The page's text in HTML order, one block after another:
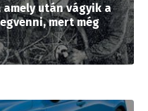
amely után vágyik a
mert még